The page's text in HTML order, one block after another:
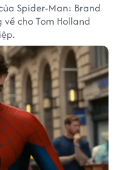
Spider-Man: Brand
cho Tom Holland